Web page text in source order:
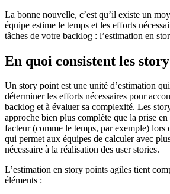
La bonne nouvelle, c’est qu’il existe un
équipe estime le temps et les efforts
tâches de votre backlog : l’estimation en
En quoi consistent les
Un story point est une unité d’estimation
déterminer les efforts nécessaires pour
backlog et à évaluer sa complexité. Les
approche bien plus complète que la prise en
facteur (comme le temps, par exemple) lors
qui permet aux équipes de calculer avec
nécessaire à la réalisation des user stories.
L’estimation en story points agiles tient
éléments :